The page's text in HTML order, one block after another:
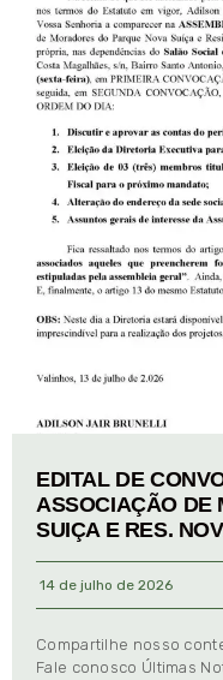
EDITAL DE
ASSOCIAÇÃO DE
SUIÇA E RES.
14 de julho de 2026
Compartilhe nosso
Fale conosco Últimas